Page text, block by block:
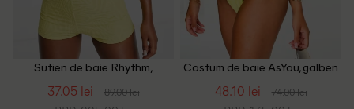
Sutien de baie Rhythm,
37.05 lei 89.00 lei
Costum de baie AsYou, galben
48.10 lei 74.00 lei